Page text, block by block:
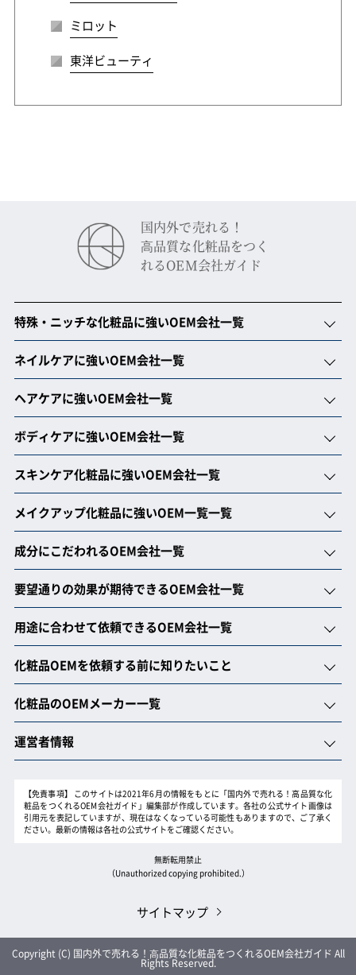
ミロット
東洋ビューティ
国内外で売れる！
⾼品質な化粧品をつく
れるOEM会社ガイド
特殊・ニッチな化粧品に強いOEM会社一覧
ネイルケアに強いOEM会社一覧
ヘアケアに強いOEM会社一覧
ボディケアに強いOEM会社一覧
スキンケア化粧品に強いOEM会社一覧
メイクアップ化粧品に強いOEM一覧一覧
成分にこだわれるOEM会社一覧
要望通りの効果が期待できるOEM会社一覧
用途に合わせて依頼できるOEM会社一覧
化粧品OEMを依頼する前に知りたいこと
化粧品のOEMメーカー一覧
運営者情報
【免責事項】 このサイトは2021年6月の情報をもとに「国内外で売れる！高品質な化
粧品をつくれるOEM会社ガイド」編集部が作成しています。各社の公式サイト画像は
引用元を表記していますが、現在はなくなっている可能性もありますので、ご了承く
ださい。最新の情報は各社の公式サイトをご確認ください。
無断転用禁止
（Unauthorized copying prohibited.）
サイトマップ
Copyright (C) 国内外で売れる！⾼品質な化粧品をつくれるOEM会社ガイド All
Rights Reserved.